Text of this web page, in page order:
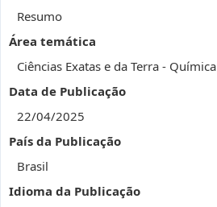
Resumo
Área temática
Ciências Exatas e da Terra - Química
Data de Publicação
22/04/2025
País da Publicação
Brasil
Idioma da Publicação